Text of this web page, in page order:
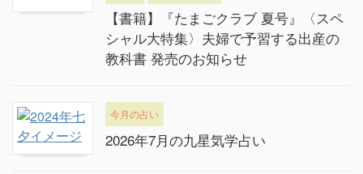
【書籍】『たまごクラブ 夏号』〈スペ
シャル大特集〉夫婦で予習する出産の
教科書 発売のお知らせ
今月の占い
2026年7月の九星気学占い